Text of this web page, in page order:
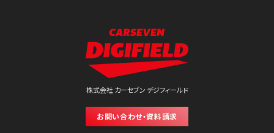
株式会社 カーセブン デジフィールド
お問い合わせ・資料請求